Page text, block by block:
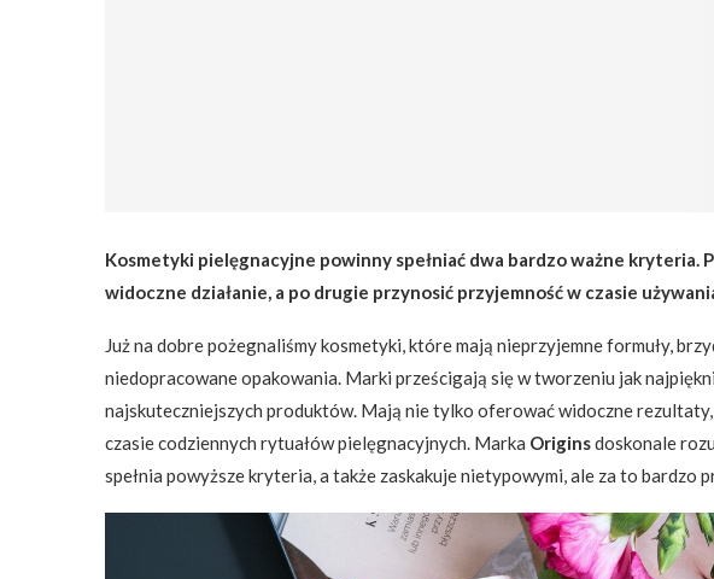
Kosmetyki pielęgnacyjne powinny spełniać dwa bardzo ważne kryteria.
widoczne działanie, a po drugie przynosić przyjemność w czasie
Już na dobre pożegnaliśmy kosmetyki, które mają nieprzyjemne formuły,
niedopracowane opakowania. Marki prześcigają się w tworzeniu jak
najskuteczniejszych produktów. Mają nie tylko oferować widoczne
czasie codziennych rytuałów pielęgnacyjnych. Marka Originsdoskonale
spełnia powyższe kryteria, a także zaskakuje nietypowymi, ale za to bardzo